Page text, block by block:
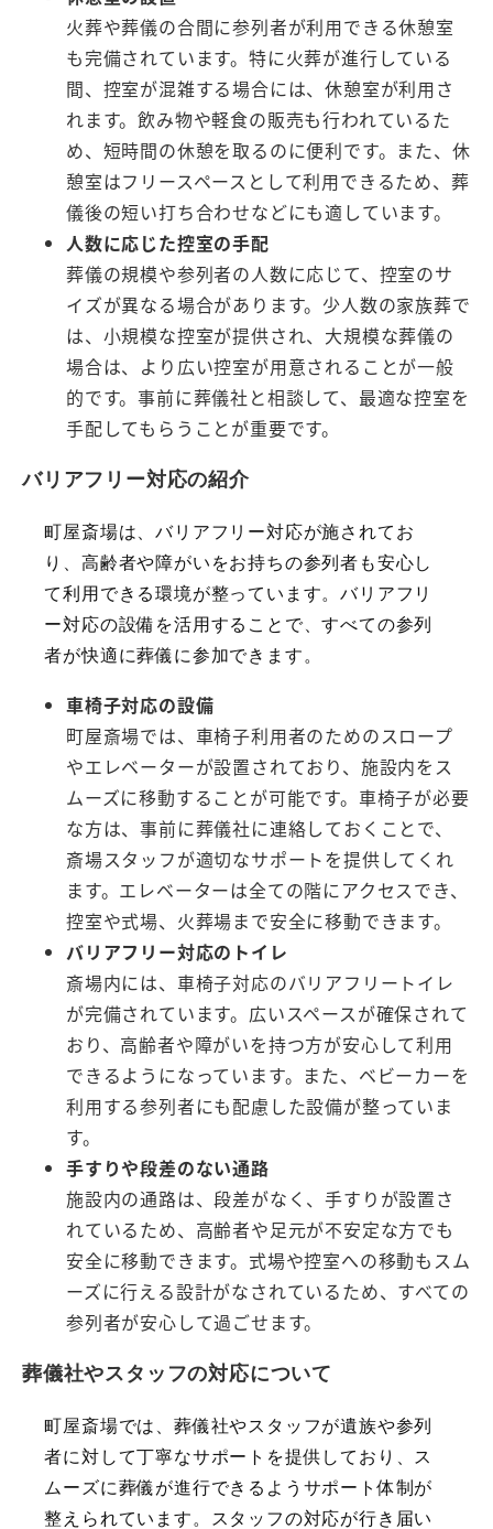
火葬や葬儀の合間に参列者が利用できる休憩室
も完備されています。特に火葬が進行している
間、控室が混雑する場合には、休憩室が利用さ
れます。飲み物や軽食の販売も行われているた
め、短時間の休憩を取るのに便利です。また、休
憩室はフリースペースとして利用できるため、葬
儀後の短い打ち合わせなどにも適しています。
人数に応じた控室の手配
葬儀の規模や参列者の人数に応じて、控室のサ
イズが異なる場合があります。少人数の家族葬で
は、小規模な控室が提供され、大規模な葬儀の
場合は、より広い控室が用意されることが一般
的です。事前に葬儀社と相談して、最適な控室を
手配してもらうことが重要です。
バリアフリー対応の紹介
町屋斎場は、バリアフリー対応が施されてお
り、高齢者や障がいをお持ちの参列者も安心し
て利用できる環境が整っています。バリアフリ
ー対応の設備を活用することで、すべての参列
者が快適に葬儀に参加できます。
車椅子対応の設備
町屋斎場では、車椅子利用者のためのスロープ
やエレベーターが設置されており、施設内をス
ムーズに移動することが可能です。車椅子が必要
な方は、事前に葬儀社に連絡しておくことで、
斎場スタッフが適切なサポートを提供してくれ
ます。エレベーターは全ての階にアクセスでき、
控室や式場、火葬場まで安全に移動できます。
バリアフリー対応のトイレ
斎場内には、車椅子対応のバリアフリートイレ
が完備されています。広いスペースが確保されて
おり、高齢者や障がいを持つ方が安心して利用
できるようになっています。また、ベビーカーを
利用する参列者にも配慮した設備が整っていま
す。
手すりや段差のない通路
施設内の通路は、段差がなく、手すりが設置さ
れているため、高齢者や足元が不安定な方でも
安全に移動できます。式場や控室への移動もスム
ーズに行える設計がなされているため、すべての
参列者が安心して過ごせます。
葬儀社やスタッフの対応について
町屋斎場では、葬儀社やスタッフが遺族や参列
者に対して丁寧なサポートを提供しており、ス
ムーズに葬儀が進行できるようサポート体制が
整えられています。スタッフの対応が行き届い